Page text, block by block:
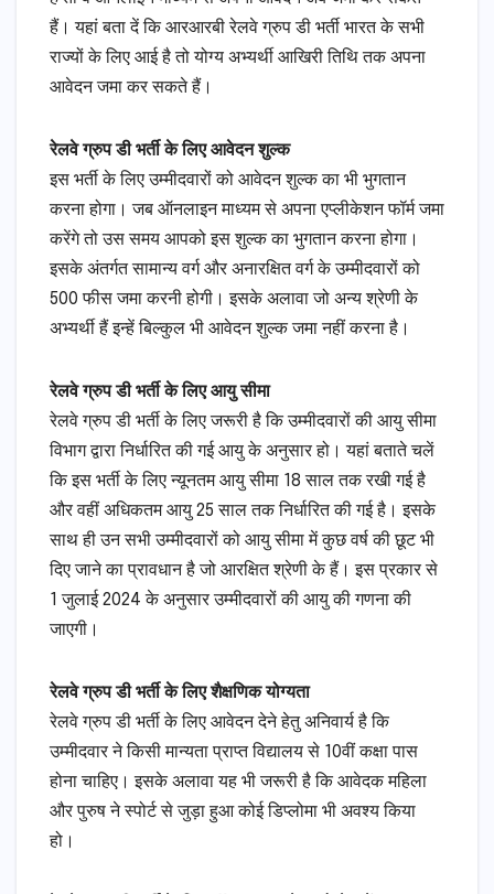
हैं। यहां बता दें कि आरआरबी रेलवे ग्रुप डी भर्ती भारत के सभी
राज्यों के लिए आई है तो योग्य अभ्यर्थी आखिरी तिथि तक अपना
आवेदन जमा कर सकते हैं।
रेलवे ग्रुप डी भर्ती के लिए आवेदन शुल्क
इस भर्ती के लिए उम्मीदवारों को आवेदन शुल्क का भी भुगतान
करना होगा। जब ऑनलाइन माध्यम से अपना एप्लीकेशन फॉर्म जमा
करेंगे तो उस समय आपको इस शुल्क का भुगतान करना होगा।
इसके अंतर्गत सामान्य वर्ग और अनारक्षित वर्ग के उम्मीदवारों को
500 फीस जमा करनी होगी। इसके अलावा जो अन्य श्रेणी के
अभ्यर्थी हैं इन्हें बिल्कुल भी आवेदन शुल्क जमा नहीं करना है।
रेलवे ग्रुप डी भर्ती के लिए आयु सीमा
रेलवे ग्रुप डी भर्ती के लिए जरूरी है कि उम्मीदवारों की आयु सीमा
विभाग द्वारा निर्धारित की गई आयु के अनुसार हो। यहां बताते चलें
कि इस भर्ती के लिए न्यूनतम आयु सीमा 18 साल तक रखी गई है
और वहीं अधिकतम आयु 25 साल तक निर्धारित की गई है। इसके
साथ ही उन सभी उम्मीदवारों को आयु सीमा में कुछ वर्ष की छूट भी
दिए जाने का प्रावधान है जो आरक्षित श्रेणी के हैं। इस प्रकार से
1 जुलाई 2024 के अनुसार उम्मीदवारों की आयु की गणना की
जाएगी।
रेलवे ग्रुप डी भर्ती के लिए शैक्षणिक योग्यता
रेलवे ग्रुप डी भर्ती के लिए आवेदन देने हेतु अनिवार्य है कि
उम्मीदवार ने किसी मान्यता प्राप्त विद्यालय से 10वीं कक्षा पास
होना चाहिए। इसके अलावा यह भी जरूरी है कि आवेदक महिला
और पुरुष ने स्पोर्ट से जुड़ा हुआ कोई डिप्लोमा भी अवश्य किया
हो।